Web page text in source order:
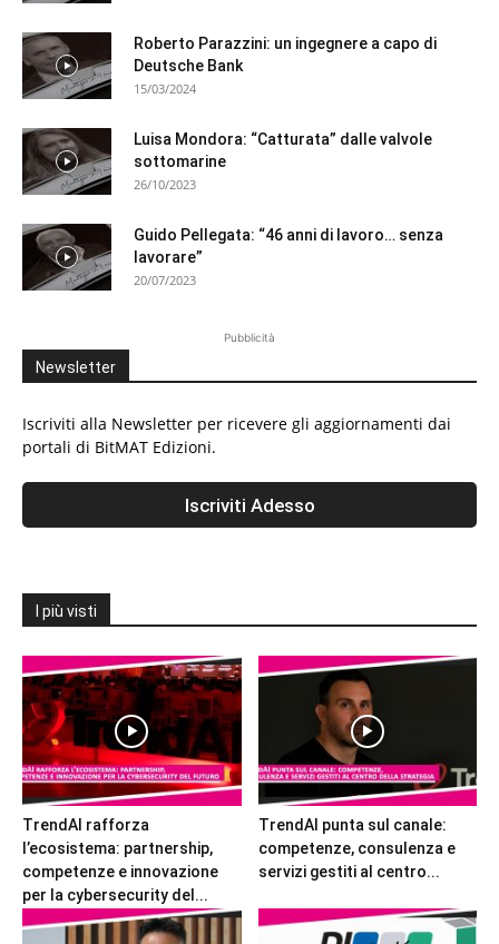
Roberto Parazzini: un ingegnere a capo di
Deutsche Bank
15/03/2024
Luisa Mondora: “Catturata” dalle valvole
sottomarine
26/10/2023
Guido Pellegata: “46 anni di lavoro… senza
lavorare”
20/07/2023
Pubblicità
Newsletter
Iscriviti alla Newsletter per ricevere gli aggiornamenti dai
portali di BitMAT Edizioni.
I più visti
TrendAI rafforza
l’ecosistema: partnership,
competenze e innovazione
per la cybersecurity del...
TrendAI punta sul canale:
competenze, consulenza e
servizi gestiti al centro...